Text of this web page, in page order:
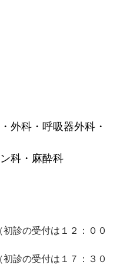
外科・呼吸器外科・
科・麻酔科
診の受付は１２：００
診の受付は１７：３０